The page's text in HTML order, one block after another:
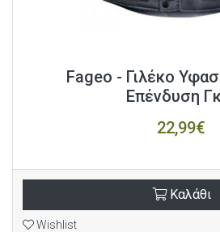
Fageo - Γιλέκο
Επένδυση
22,99€
Καλάθι
Wishlist